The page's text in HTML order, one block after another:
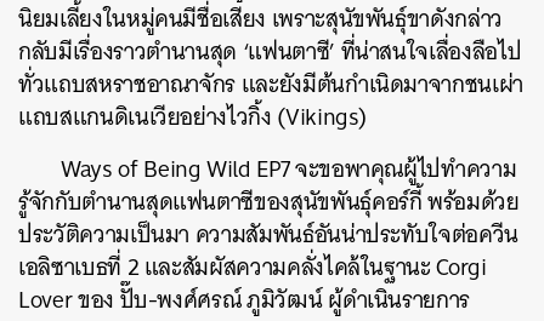
นิยมเลี้ยงในหมู่คนมีชื่อเสียง เพราะสุนัขพันธุ์ขาดังกล่าว
กลับมีเรื่องราวตำนานสุด ‘แฟนตาซี’ ที่น่าสนใจเลื่องลือไป
ทั่วแถบสหราชอาณาจักร และยังมีต้นกำเนิดมาจากชนเผ่า
แถบสแกนดิเนเวียอย่างไวกิ้ง (Vikings)
Ways of Being Wild EP7 จะขอพาคุณผู้ไปทำความ
รู้จักกับตำนานสุดแฟนตาซีของสุนัขพันธุ์คอร์กี้ พร้อมด้วย
ประวัติความเป็นมา ความสัมพันธ์อันน่าประทับใจต่อควีน
เอลิซาเบธที่ 2 และสัมผัสความคลั่งไคล้ในฐานะ Corgi
Lover ของ ปั๊บ-พงศ์ศรณ์ ภูมิวัฒน์ ผู้ดำเนินรายการ